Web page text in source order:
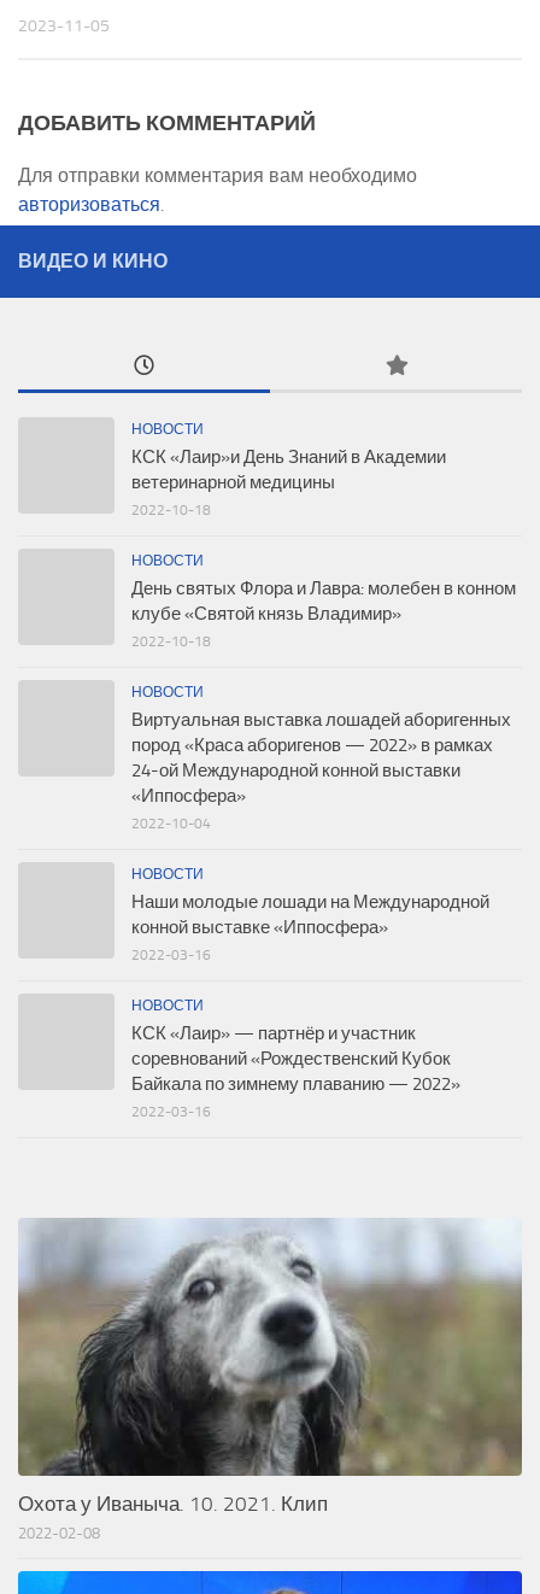
2023-11-05
ДОБАВИТЬ КОММЕНТАРИЙ
Для отправки комментария вам необходимо
авторизоваться.
ВИДЕО И КИНО
НОВОСТИ
КСК «Лаир»и День Знаний в Академии
ветеринарной медицины
2022-10-18
НОВОСТИ
День святых Флора и Лавра: молебен в конном
клубе «Святой князь Владимир»
2022-10-18
НОВОСТИ
Виртуальная выставка лошадей аборигенных
пород «Краса аборигенов — 2022» в рамках
24-ой Международной конной выставки
«Иппосфера»
2022-10-04
НОВОСТИ
Наши молодые лошади на Международной
конной выставке «Иппосфера»
2022-03-16
НОВОСТИ
КСК «Лаир» — партнёр и участник
соревнований «Рождественский Кубок
Байкала по зимнему плаванию — 2022»
2022-03-16
Охота у Иваныча. 10. 2021. Клип
2022-02-08